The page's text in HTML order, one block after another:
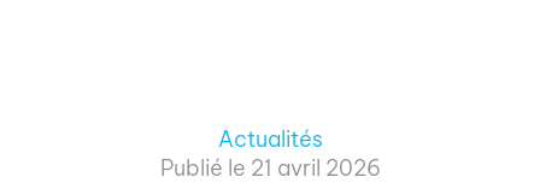
Actualités
Publié le 21 avril 2026